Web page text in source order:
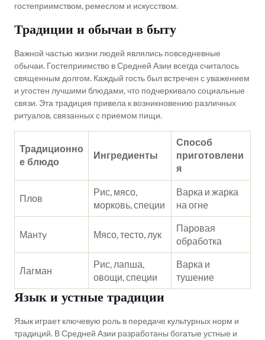
гостеприимством, ремеслом и искусством.
Традиции и обычаи в быту
Важной частью жизни людей являлись повседневные
обычаи. Гостеприимство в Средней Азии всегда считалось
священным долгом. Каждый гость был встречен с уважением
и угостен лучшими блюдами, что подчеркивало социальные
связи. Эта традиция привела к возникновению различных
ритуалов, связанных с приемом пищи.
Традиционно
е блюдо
Ингредиенты
Способ
приготовлени
я
Плов
Рис, мясо,
морковь, специи
Варка и жарка
на огне
Мантy Мясо, тесто, лук
Паровая
обработка
Лагман
Рис, лапша,
овощи, специи
Варка и
тушение
Язык и устные традиции
Язык играет ключевую роль в передаче культурных норм и
традиций. В Средней Азии разработаны богатые устные и